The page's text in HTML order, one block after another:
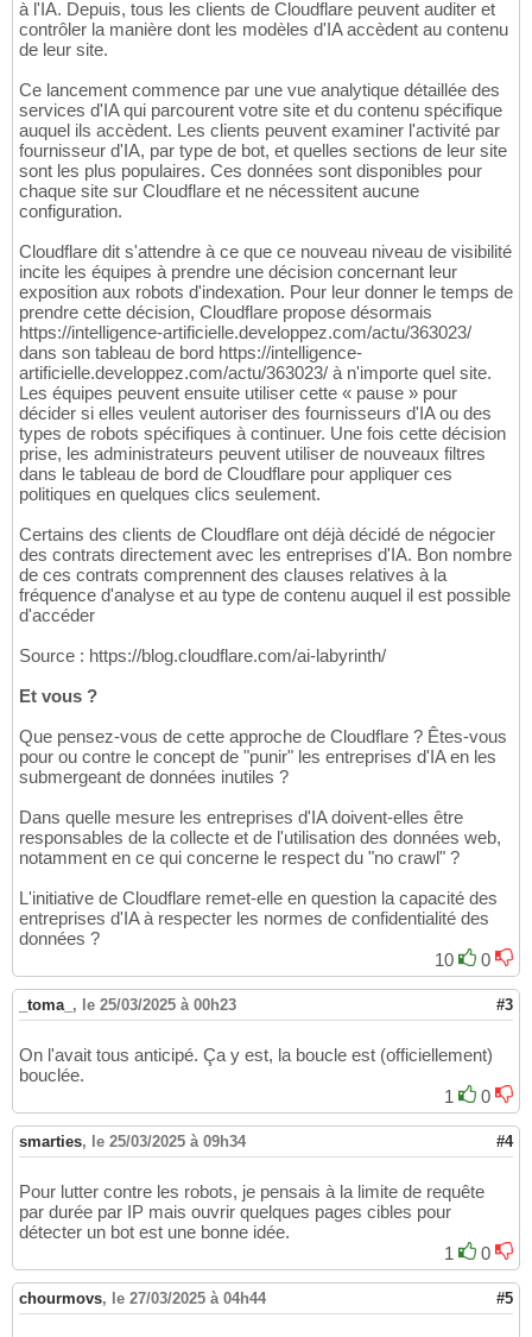
à l'IA. Depuis, tous les clients de Cloudflare peuvent auditer et
contrôler la manière dont les modèles d'IA accèdent au contenu
de leur site.
Ce lancement commence par une vue analytique détaillée des
services d'IA qui parcourent votre site et du contenu spécifique
auquel ils accèdent. Les clients peuvent examiner l'activité par
fournisseur d'IA, par type de bot, et quelles sections de leur site
sont les plus populaires. Ces données sont disponibles pour
chaque site sur Cloudflare et ne nécessitent aucune
configuration.
Cloudflare dit s'attendre à ce que ce nouveau niveau de visibilité
incite les équipes à prendre une décision concernant leur
exposition aux robots d'indexation. Pour leur donner le temps de
prendre cette décision, Cloudflare propose désormais
https://intelligence-artificielle.developpez.com/actu/363023/
dans son tableau de bord https://intelligence-
artificielle.developpez.com/actu/363023/ à n'importe quel site.
Les équipes peuvent ensuite utiliser cette « pause » pour
décider si elles veulent autoriser des fournisseurs d'IA ou des
types de robots spécifiques à continuer. Une fois cette décision
prise, les administrateurs peuvent utiliser de nouveaux filtres
dans le tableau de bord de Cloudflare pour appliquer ces
politiques en quelques clics seulement.
Certains des clients de Cloudflare ont déjà décidé de négocier
des contrats directement avec les entreprises d'IA. Bon nombre
de ces contrats comprennent des clauses relatives à la
fréquence d'analyse et au type de contenu auquel il est possible
d'accéder
Source : https://blog.cloudflare.com/ai-labyrinth/
Et vous ?
Que pensez-vous de cette approche de Cloudflare ? Êtes-vous
pour ou contre le concept de "punir" les entreprises d'IA en les
submergeant de données inutiles ?
Dans quelle mesure les entreprises d'IA doivent-elles être
responsables de la collecte et de l'utilisation des données web,
notamment en ce qui concerne le respect du "no crawl" ?
L'initiative de Cloudflare remet-elle en question la capacité des
entreprises d'IA à respecter les normes de confidentialité des
données ?
10
0
_toma_ , le 25/03/2025 à 00h23 #3
On l'avait tous anticipé. Ça y est, la boucle est (officiellement)
bouclée.
1
0
smarties, le 25/03/2025 à 09h34 #4
Pour lutter contre les robots, je pensais à la limite de requête
par durée par IP mais ouvrir quelques pages cibles pour
détecter un bot est une bonne idée.
1
0
chourmovs, le 27/03/2025 à 04h44 #5